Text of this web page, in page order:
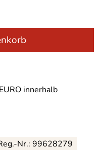
innerhalb
Nr.: 99628279